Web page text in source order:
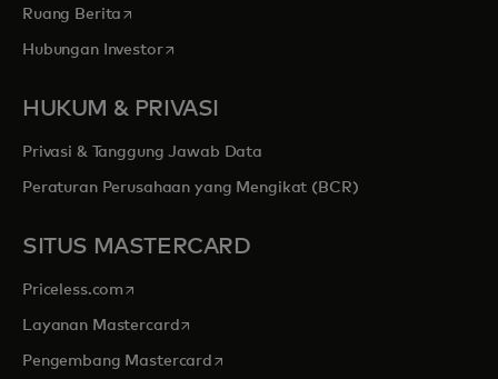
Ruang Berita opens in a new tab
Hubungan Investoropens in a new tab
HUKUM & PRIVASI
Privasi & Tanggung Jawab Data
Peraturan Perusahaan yang Mengikat (BCR)
SITUS MASTERCARD
Priceless.com opens in a new tab
Layanan Mastercardopens in a new tab
Pengembang Mastercard opens in a new tab